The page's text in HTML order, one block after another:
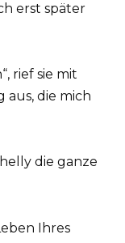
erst später
rief sie mit
die mich
die ganze
Ihres